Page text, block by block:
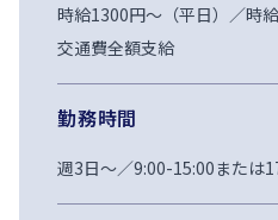
時給1300円〜（平日）／時
交通費全額支給
勤務時間
週3日〜／9:00-15:00または